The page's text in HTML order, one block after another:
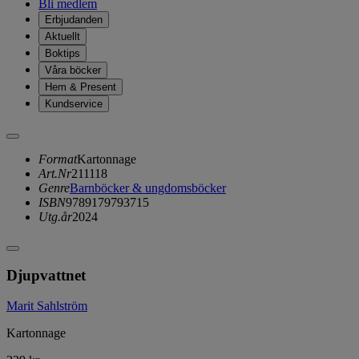
Bli medlem
Erbjudanden
Aktuellt
Boktips
Våra böcker
Hem & Present
Kundservice
FormatKartonnage
Art.Nr211118
GenreBarnböcker & ungdomsböcker
ISBN9789179793715
Utg.år2024
Djupvattnet
Marit Sahlström
Kartonnage